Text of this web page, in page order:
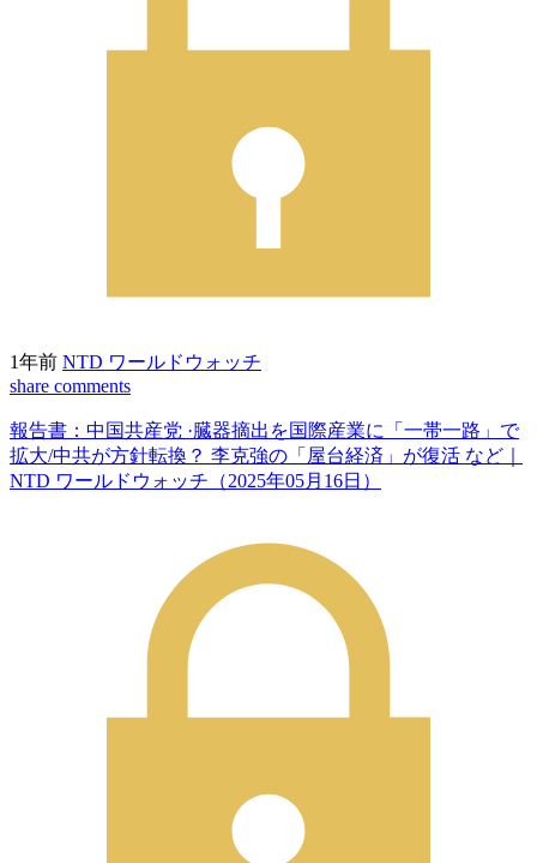
1年前 NTD ワールドウォッチ
share comments
報告書：中国共産党 ·臓器摘出を国際産業に「一帯一路」で
拡大/中共が方針転換？ 李克強の「屋台経済」が復活 など｜
NTD ワールドウォッチ（2025年05月16日）